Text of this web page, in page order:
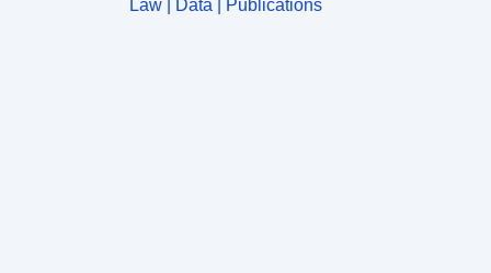
Law | Data | Publications